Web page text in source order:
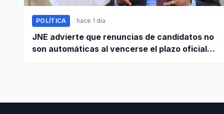
POLÍTICA hace 1 día
JNE advierte que renuncias de candidatos no
son automáticas al vencerse el plazo oficial